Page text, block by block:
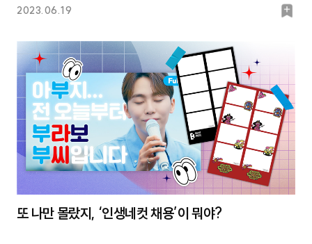
2023.06.19
북
또 나만 몰랐지, ‘인생네컷 채용’이 뭐야?